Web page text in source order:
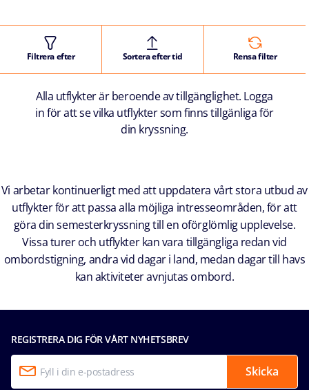
Filtrera efter Sortera efter tid Rensa filter
Alla utflykter är beroende av tillgänglighet. Logga
in för att se vilka utflykter som finns tillgänliga för
din kryssning.
Vi arbetar kontinuerligt med att uppdatera vårt stora utbud av
utflykter för att passa alla möjliga intresseområden, för att
göra din semesterkryssning till en oförglömlig upplevelse.
Vissa turer och utflykter kan vara tillgängliga redan vid
ombordstigning, andra vid dagar i land, medan dagar till havs
kan aktiviteter avnjutas ombord.
REGISTRERA DIG FÖR VÅRT NYHETSBREV
Skicka